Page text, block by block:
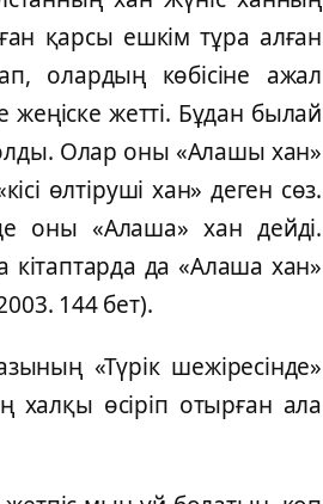
қарсы ешкім тұра алған
олардың көбісіне ажал
жетті. Бұдан былай
Олар оны «Алашы хан»
өлтіруші хан» деген сөз.
оны «Алаша» хан дейді.
да «Алаша хан»
144 бет).
«Түрік шежіресінде»
халқы өсіріп отырған ала